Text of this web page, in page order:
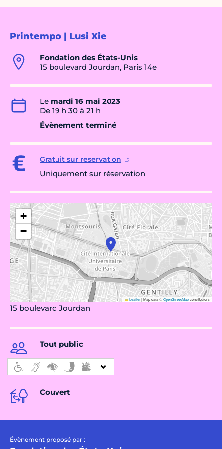
Printempo | Lusi Xie
Fondation des États-Unis
15 boulevard Jourdan, Paris 14e
Le mardi 16 mai 2023
De 19 h 30 à 21 h
Évènement terminé
Gratuit sur reservation
Uniquement sur réservation
+
−
Leaflet|Map data ©OpenStreetMapcontributors
15 boulevard Jourdan
Tout public
Couvert
Évènement proposé par :